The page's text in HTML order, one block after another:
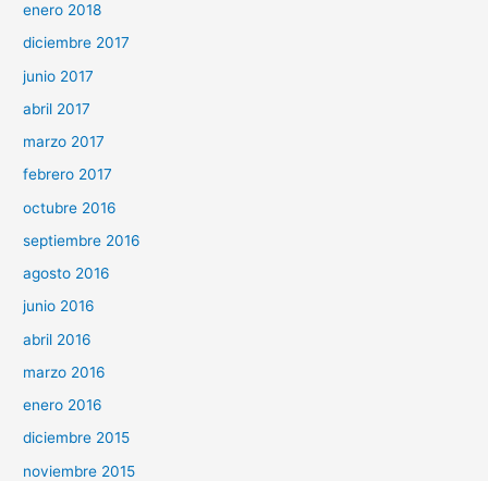
enero 2018
diciembre 2017
junio 2017
abril 2017
marzo 2017
febrero 2017
octubre 2016
septiembre 2016
agosto 2016
junio 2016
abril 2016
marzo 2016
enero 2016
diciembre 2015
noviembre 2015